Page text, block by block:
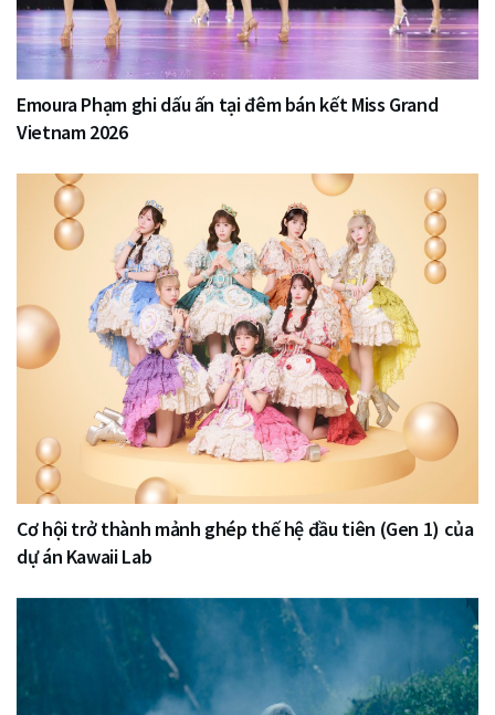
Emoura Phạm ghi dấu ấn tại đêm bán kết Miss Grand
Vietnam 2026
Cơ hội trở thành mảnh ghép thế hệ đầu tiên (Gen 1) của
dự án Kawaii Lab